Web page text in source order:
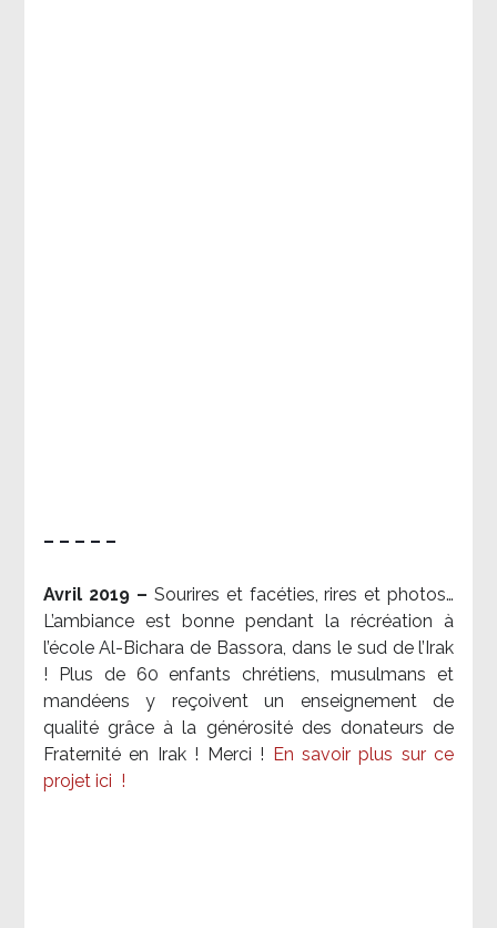
– – – – –
Avril 2019 – Sourires et facéties, rires et photos…
L’ambiance est bonne pendant la récréation à
l’école Al-Bichara de Bassora, dans le sud de l’Irak
! Plus de 60 enfants chrétiens, musulmans et
mandéens y reçoivent un enseignement de
qualité grâce à la générosité des donateurs de
Fraternité en Irak ! Merci !
En savoir plus sur ce
projet ici !